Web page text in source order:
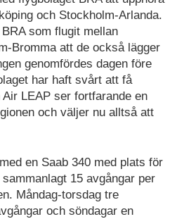
och Stockholm-Arlanda.
som flugit mellan
Bromma att de också lägger
genomfördes dagen före
har haft svårt att få
LEAP ser fortfarande en
och väljer nu alltså att
en Saab 340 med plats för
15 avgångar per
Måndag-torsdag tre
och söndagar en